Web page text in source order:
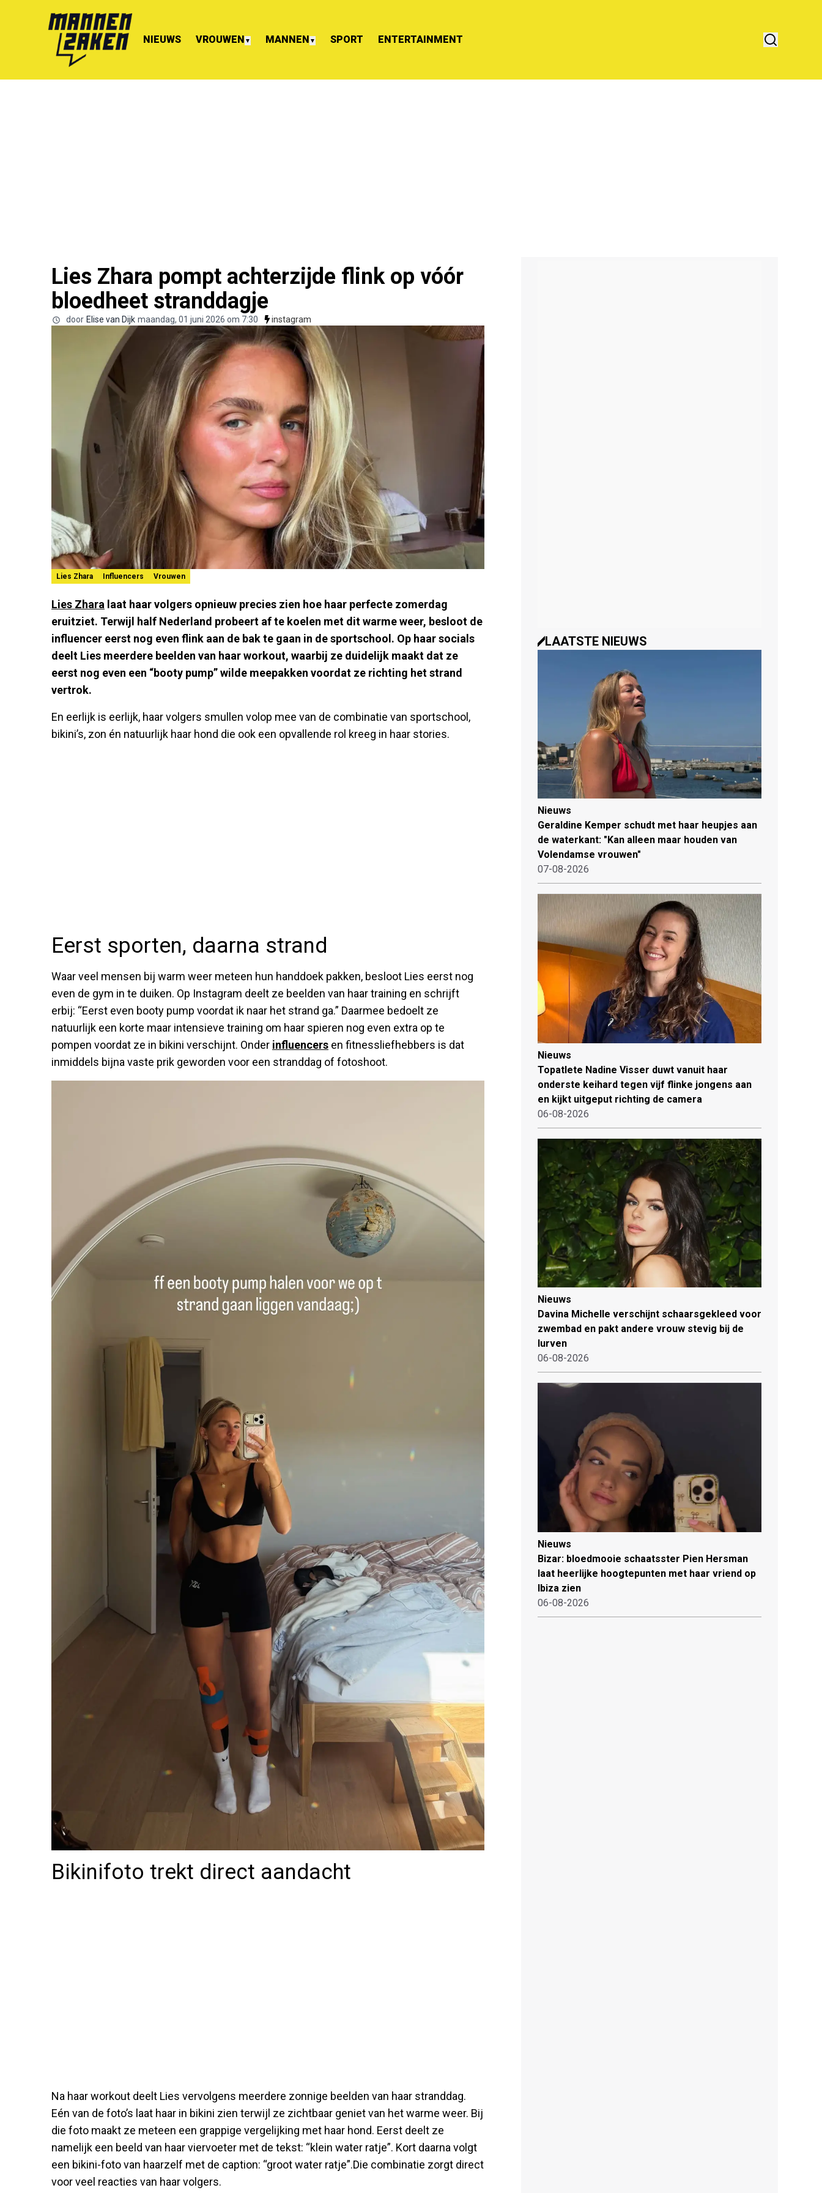
NIEUWS VROUWEN ▼ MANNEN ▼ SPORT ENTERTAINMENT
Lies Zhara pompt achterzijde flink op vóór
bloedheet stranddagje
door Elise van Dijk maandag, 01 juni 2026 om 7:30 instagram
Lies Zhara Influencers Vrouwen
Lies Zhara laat haar volgers opnieuw precies zien hoe haar perfecte zomerdag
eruitziet. Terwijl half Nederland probeert af te koelen met dit warme weer, besloot de
influencer eerst nog even flink aan de bak te gaan in de sportschool. Op haar socials
deelt Lies meerdere beelden van haar workout, waarbij ze duidelijk maakt dat ze
eerst nog even een “booty pump” wilde meepakken voordat ze richting het strand
vertrok.
En eerlijk is eerlijk, haar volgers smullen volop mee van de combinatie van sportschool,
bikini’s, zon én natuurlijk haar hond die ook een opvallende rol kreeg in haar stories.
Eerst sporten, daarna strand
Waar veel mensen bij warm weer meteen hun handdoek pakken, besloot Lies eerst nog
even de gym in te duiken. Op Instagram deelt ze beelden van haar training en schrijft
erbij: “Eerst even booty pump voordat ik naar het strand ga.” Daarmee bedoelt ze
natuurlijk een korte maar intensieve training om haar spieren nog even extra op te
pompen voordat ze in bikini verschijnt. Onder influencers en fitnessliefhebbers is dat
inmiddels bijna vaste prik geworden voor een stranddag of fotoshoot.
Bikinifoto trekt direct aandacht
Na haar workout deelt Lies vervolgens meerdere zonnige beelden van haar stranddag.
Eén van de foto’s laat haar in bikini zien terwijl ze zichtbaar geniet van het warme weer. Bij
die foto maakt ze meteen een grappige vergelijking met haar hond. Eerst deelt ze
namelijk een beeld van haar viervoeter met de tekst: “klein water ratje”. Kort daarna volgt
een bikini-foto van haarzelf met de caption: “groot water ratje”.Die combinatie zorgt direct
voor veel reacties van haar volgers.
LAATSTE NIEUWS
Nieuws
Geraldine Kemper schudt met haar heupjes aan
de waterkant: "Kan alleen maar houden van
Volendamse vrouwen"
07-08-2026
Nieuws
Topatlete Nadine Visser duwt vanuit haar
onderste keihard tegen vijf flinke jongens aan
en kijkt uitgeput richting de camera
06-08-2026
Nieuws
Davina Michelle verschijnt schaarsgekleed voor
zwembad en pakt andere vrouw stevig bij de
lurven
06-08-2026
Nieuws
Bizar: bloedmooie schaatsster Pien Hersman
laat heerlijke hoogtepunten met haar vriend op
Ibiza zien
06-08-2026